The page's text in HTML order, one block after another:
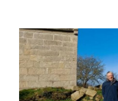
Télégramme
sur
le
lancement
des
travaux